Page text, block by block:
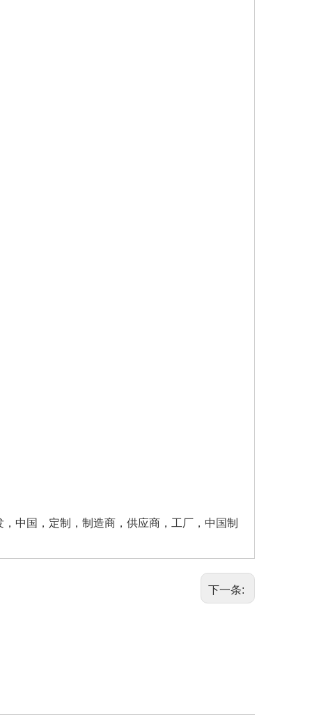
中国，定制，制造商，供应商，工厂，中国制
下一条: